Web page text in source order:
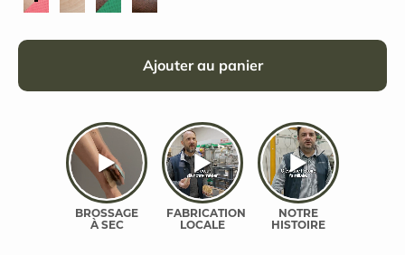
Hêtre - Sangle rose
HêtreFrêne - Sangle verte
Frêne
Ajouter au panier